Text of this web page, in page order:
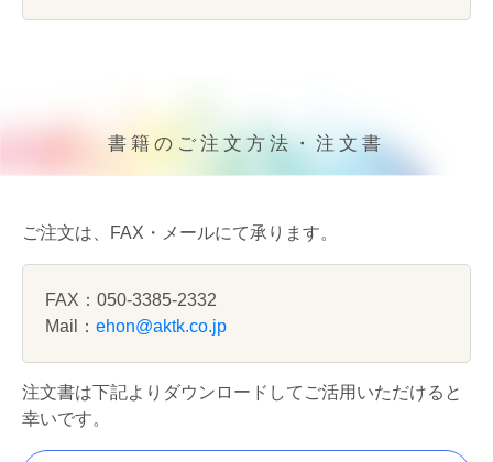
書籍のご注文方法・注文書
ご注文は、FAX・メールにて承ります。
FAX：050-3385-2332
Mail： ehon@aktk.co.jp
注文書は下記よりダウンロードしてご活用いただけると
幸いです。